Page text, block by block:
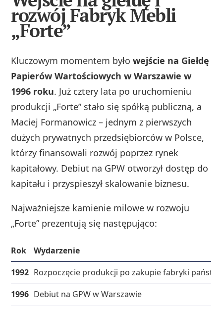
rozwój Fabryk Mebli
„Forte”
Kluczowym momentem byłowejście na Giełdę
Papierów Wartościowych w Warszawie w
1996 roku. Już cztery lata po uruchomieniu
produkcji „Forte” stało się spółką publiczną, a
Maciej Formanowicz – jednym z pierwszych
dużych prywatnych przedsiębiorców w Polsce,
którzy finansowali rozwój poprzez rynek
kapitałowy. Debiut na GPW otworzył dostęp do
kapitału i przyspieszył skalowanie biznesu.
Najważniejsze kamienie milowe w rozwoju
„Forte” prezentują się następująco:
Rok
Wydarzenie
1992 Rozpoczęcie produkcji po zakupie fabryki
1996 Debiut na GPW w Warszawie